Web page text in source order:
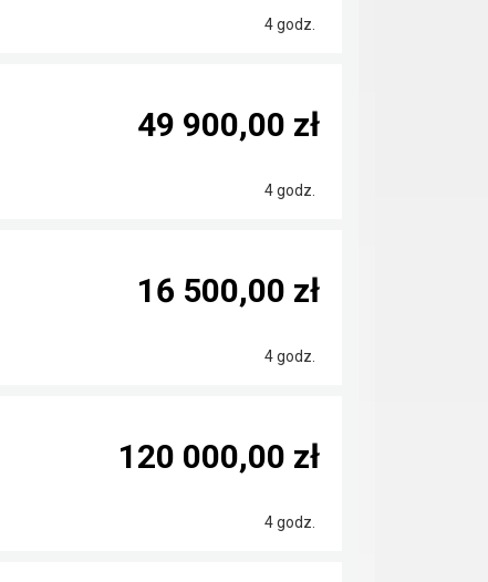
4 godz.
4 godz.
49 900,00 zł
4 godz.
16 500,00 zł
4 godz.
120 000,00 zł